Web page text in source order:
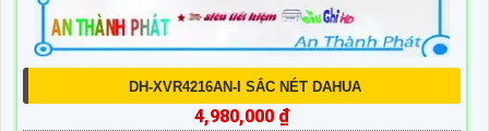
DH-XVR4216AN-I SẮC NÉT DAHUA
4,980,000 ₫